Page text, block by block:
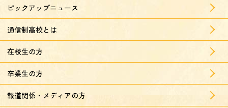
ピックアップニュース
通信制高校とは
在校生の方
卒業生の方
報道関係・メディアの方